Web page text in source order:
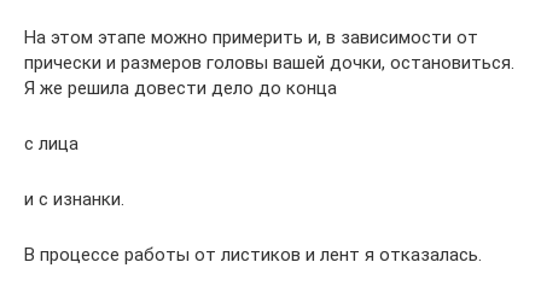
На этом этапе можно примерить и, в зависимости от
прически и размеров головы вашей дочки, остановиться.
Я же решила довести дело до конца
с лица
и с изнанки.
В процессе работы от листиков и лент я отказалась.